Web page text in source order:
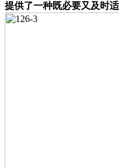
提供了一种既必要又及时